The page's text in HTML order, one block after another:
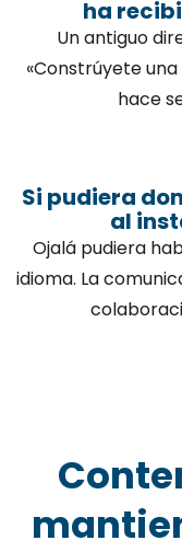
ha
Un antiguo
«Constrúyete
hace
Si pudiera
al
Ojalá pudiera
idioma. La